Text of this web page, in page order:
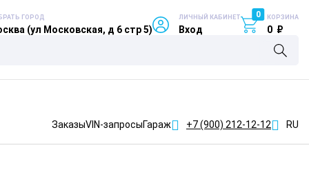
ГОРОД
(ул Московская, д 6 стр 5)
ЛИЧНЫЙ КАБИНЕТ
Вход
0 КОРЗИНА
0 ₽
ЗаказыVIN-запросыГараж +7 (900) 212-12-12 RU